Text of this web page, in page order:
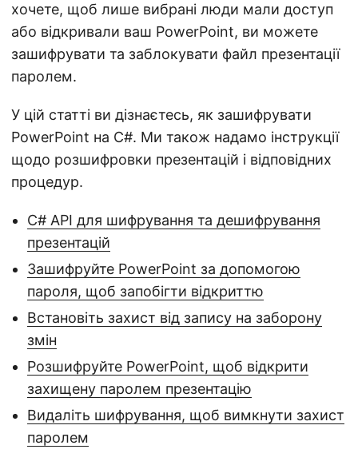
хочете, щоб лише вибрані люди мали доступ
або відкривали ваш PowerPoint, ви можете
зашифрувати та заблокувати файл презентації
паролем.
У цій статті ви дізнаєтесь, як зашифрувати
PowerPoint на C#. Ми також надамо інструкції
щодо розшифровки презентацій і відповідних
процедур.
C# API для шифрування та дешифрування
презентацій
Зашифруйте PowerPoint за допомогою
пароля, щоб запобігти відкриттю
Встановіть захист від запису на заборону
змін
Розшифруйте PowerPoint, щоб відкрити
захищену паролем презентацію
Видаліть шифрування, щоб вимкнути захист
паролем